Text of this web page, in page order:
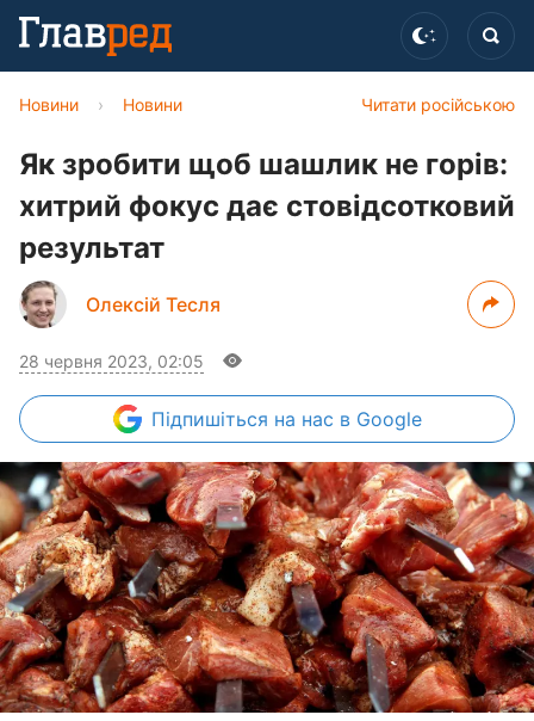
Читати російською
Новини › Новини
Як зробити щоб шашлик не горів:
хитрий фокус дає стовідсотковий
результат
Олексій Тесля
28 червня 2023, 02:05
Підпишіться на нас в Google